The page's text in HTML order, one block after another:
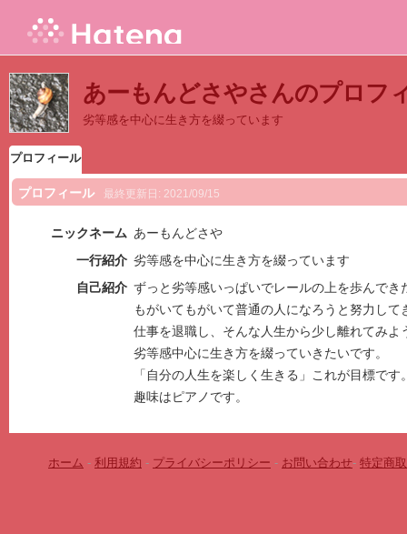
あーもんどさやさんのプロフ
劣等感を中心に生き方を綴っています
プロフィール
プロフィール 最終更新日: 2021/09/15
ニックネーム あーもんどさや
一行紹介 劣等感を中心に生き方を綴っています
自己紹介 ずっと劣等感いっぱいでレールの上を歩んでき
もがいてもがいて普通の人になろうと努力して
仕事を退職し、そんな人生から少し離れてみよ
劣等感中心に生き方を綴っていきたいです。
「自分の人生を楽しく生きる」これが目標です
趣味はピアノです。
ホーム - 利用規約 - プライバシーポリシー - お問い合わせ- 特定商